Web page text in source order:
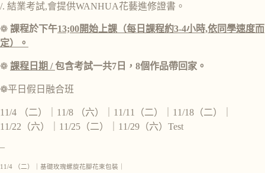
/. 結業考試,會提供WANHUA花藝進修證書。
❁ 課程於下午13;00開始上課（每日課程約3-4小時,依同學速度而
定）。
❁ 課程日期 /包含考試一共7日，8個作品帶回家。
❁平日假日融合班
11/4 （二）｜11/8 （六）｜11/11（二）｜11/18（二）｜
11/22（六）｜11/25（二）｜11/29（六）Test
–
11/4 （二）｜基礎玫瑰螺旋花腳花束包裝｜